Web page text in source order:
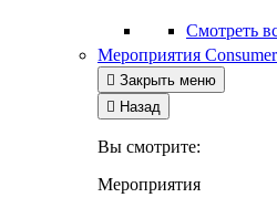
Смотреть
Мероприятия
 Закрыть меню
 Назад
Вы смотрите:
Мероприятия